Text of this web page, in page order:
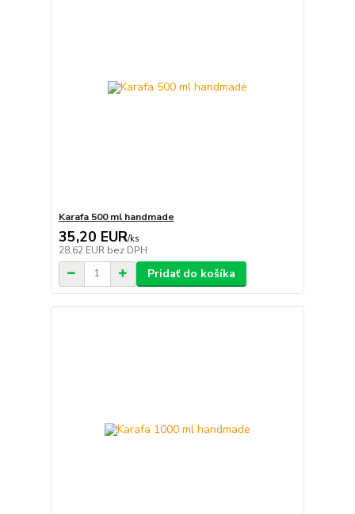
Karafa 500 ml handmade
35,20 EUR/ks
28,62 EUR bez DPH
Pridať do košíka